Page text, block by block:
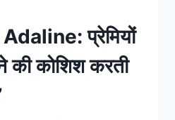
प्रेमियों
की कोशिश करती